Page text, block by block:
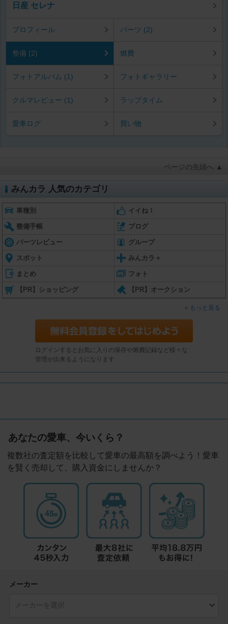
日産 セレナ
プロフィール パーツ (2)
整備 (2) 燃費
フォトアルバム (1) フォトギャラリー
クルマレビュー (1) ラップタイム
愛車ログ 買い物
ページの先頭へ ▲
みんカラ 人気のカテゴリ
車種別 イイね！
整備手帳 ブログ
パーツレビュー グループ
スポット みんカラ＋
まとめ フォト
【PR】ショッピング 【PR】オークション
もっと見る
ログインするとお気に入りの保存や燃費記録など様々な
管理が出来るようになります
あなたの愛車、今いくら？
複数社の査定額を比較して愛車の最高額を調べよう！愛車
を賢く売却して、購入資金にしませんか？
メーカー